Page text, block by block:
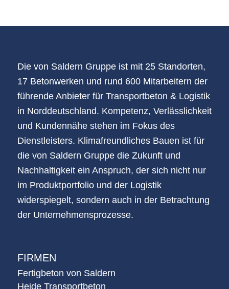
Die von Saldern Gruppe ist mit 25 Standorten,
17 Betonwerken und rund 600 Mitarbeitern der
führende Anbieter für Transportbeton & Logistik
in Norddeutschland. Kompetenz, Verlässlichkeit
und Kundennähe stehen im Fokus des
Dienstleisters. Klimafreundliches Bauen ist für
die von Saldern Gruppe die Zukunft und
Nachhaltigkeit ein Anspruch, der sich nicht nur
im Produktportfolio und der Logistik
widerspiegelt, sondern auch in der Betrachtung
der Unternehmensprozesse.
FIRMEN
Fertigbeton von Saldern
Heide Transportbeton